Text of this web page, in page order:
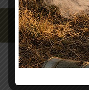
Copyright © 1969 - 2025